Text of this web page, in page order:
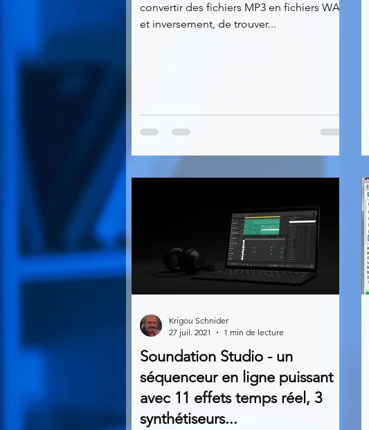
convertir des fichiers MP3 en fichiers WAV
et inversement, de trouver...
Soundation Studio - un
séquenceur en ligne puissant
avec 11 effets temps réel, 3
synthétiseurs...
Krigou Schnider
27 juil. 2021
1 min de lecture